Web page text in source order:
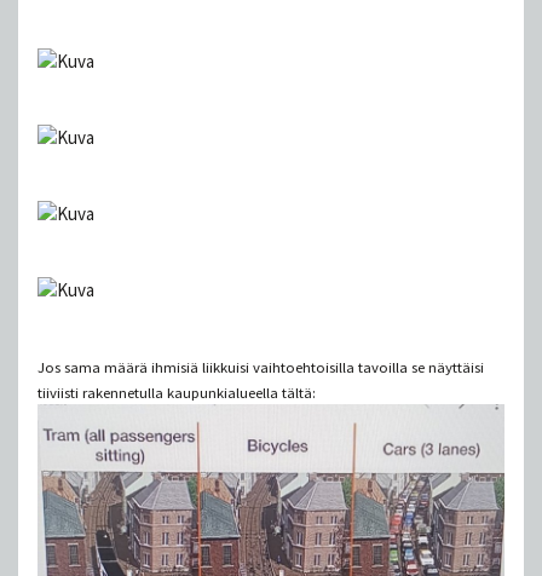
Jos sama määrä ihmisiä liikkuisi vaihtoehtoisilla tavoilla se näyttäisi
tiiviisti rakennetulla kaupunkialueella tältä: